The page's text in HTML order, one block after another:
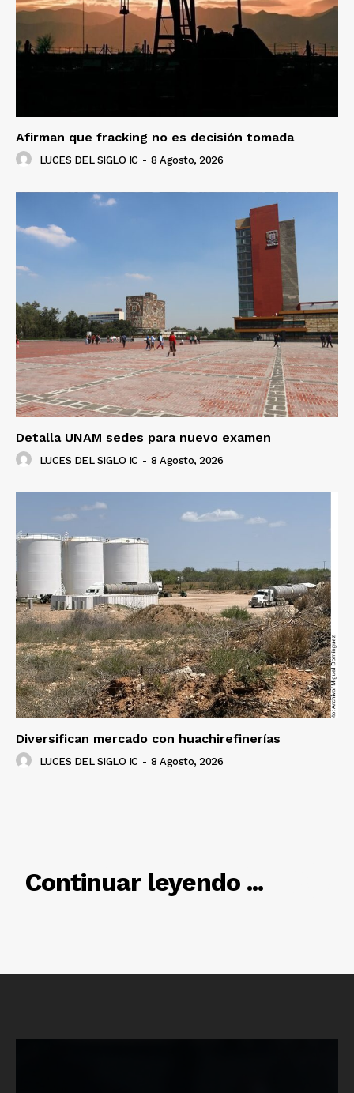
Afirman que fracking no es decisión tomada
LUCES DEL SIGLO IC - 8 Agosto, 2026
Detalla UNAM sedes para nuevo examen
LUCES DEL SIGLO IC - 8 Agosto, 2026
Diversifican mercado con huachirefinerías
LUCES DEL SIGLO IC - 8 Agosto, 2026
Continuar leyendo ...
RELACIONADO